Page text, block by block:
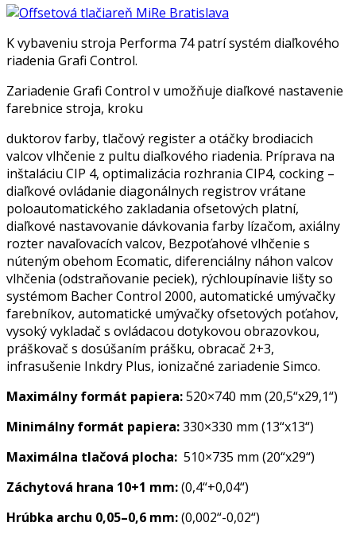
K vybaveniu stroja Performa 74 patrí systém diaľkového
riadenia Grafi Control.
Zariadenie Grafi Control v umožňuje diaľkové nastavenie
farebnice stroja, kroku
duktorov farby, tlačový register a otáčky brodiacich
valcov vlhčenie z pultu diaľkového riadenia. Príprava na
inštaláciu CIP 4, optimalizácia rozhrania CIP4, cocking –
diaľkové ovládanie diagonálnych registrov vrátane
poloautomatického zakladania ofsetových platní,
diaľkové nastavovanie dávkovania farby lízačom, axiálny
rozter navaľovacích valcov, Bezpoťahové vlhčenie s
núteným obehom Ecomatic, diferenciálny náhon valcov
vlhčenia (odstraňovanie peciek), rýchloupínavie lišty so
systémom Bacher Control 2000, automatické umývačky
farebníkov, automatické umývačky ofsetových poťahov,
vysoký vykladač s ovládacou dotykovou obrazovkou,
práškovač s dosúšaním prášku, obracač 2+3,
infrasušenie Inkdry Plus, ionizačné zariadenie Simco.
Maximálny formát papiera:520×740 mm (20,5“x29,1“)
Minimálny formát papiera:330×330 mm (13“x13“)
Maximálna tlačová plocha: 510×735 mm (20“x29“)
Záchytová hrana 10+1 mm:(0,4“+0,04“)
Hrúbka archu 0,05–0,6 mm:(0,002“-0,02“)